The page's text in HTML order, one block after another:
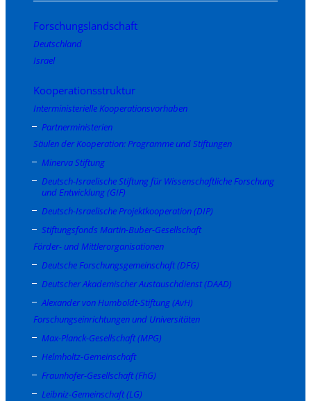
Forschungslandschaft
Deutschland
Israel
Kooperationsstruktur
Interministerielle Kooperationsvorhaben
Partnerministerien
Säulen der Kooperation: Programme und Stiftungen
Minerva Stiftung
Deutsch-Israelische Stiftung für Wissenschaftliche Forschung
und Entwicklung (GIF)
Deutsch-Israelische Projektkooperation (DIP)
Stiftungsfonds Martin-Buber-Gesellschaft
Förder- und Mittlerorganisationen
Deutsche Forschungsgemeinschaft (DFG)
Deutscher Akademischer Austauschdienst (DAAD)
Alexander von Humboldt-Stiftung (AvH)
Forschungseinrichtungen und Universitäten
Max-Planck-Gesellschaft (MPG)
Helmholtz-Gemeinschaft
Fraunhofer-Gesellschaft (FhG)
Leibniz-Gemeinschaft (LG)